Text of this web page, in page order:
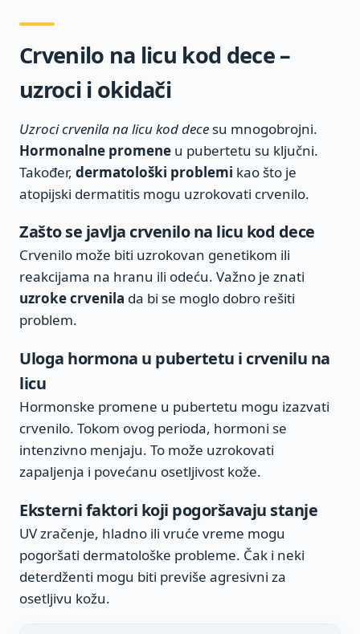
Crvenilo na licu kod dece –
uzroci i okidači
Uzroci crvenila na licu kod dece su mnogobrojni.
Hormonalne promene u pubertetu su ključni.
Također, dermatološki problemi kao što je
atopijski dermatitis mogu uzrokovati crvenilo.
Zašto se javlja crvenilo na licu kod dece
Crvenilo može biti uzrokovan genetikom ili
reakcijama na hranu ili odeću. Važno je znati
uzroke crvenila da bi se moglo dobro rešiti
problem.
Uloga hormona u pubertetu i crvenilu na
licu
Hormonske promene u pubertetu mogu izazvati
crvenilo. Tokom ovog perioda, hormoni se
intenzivno menjaju. To može uzrokovati
zapaljenja i povećanu osetljivost kože.
Eksterni faktori koji pogoršavaju stanje
UV zračenje, hladno ili vruće vreme mogu
pogoršati dermatološke probleme. Čak i neki
deterdženti mogu biti previše agresivni za
osetljivu kožu.